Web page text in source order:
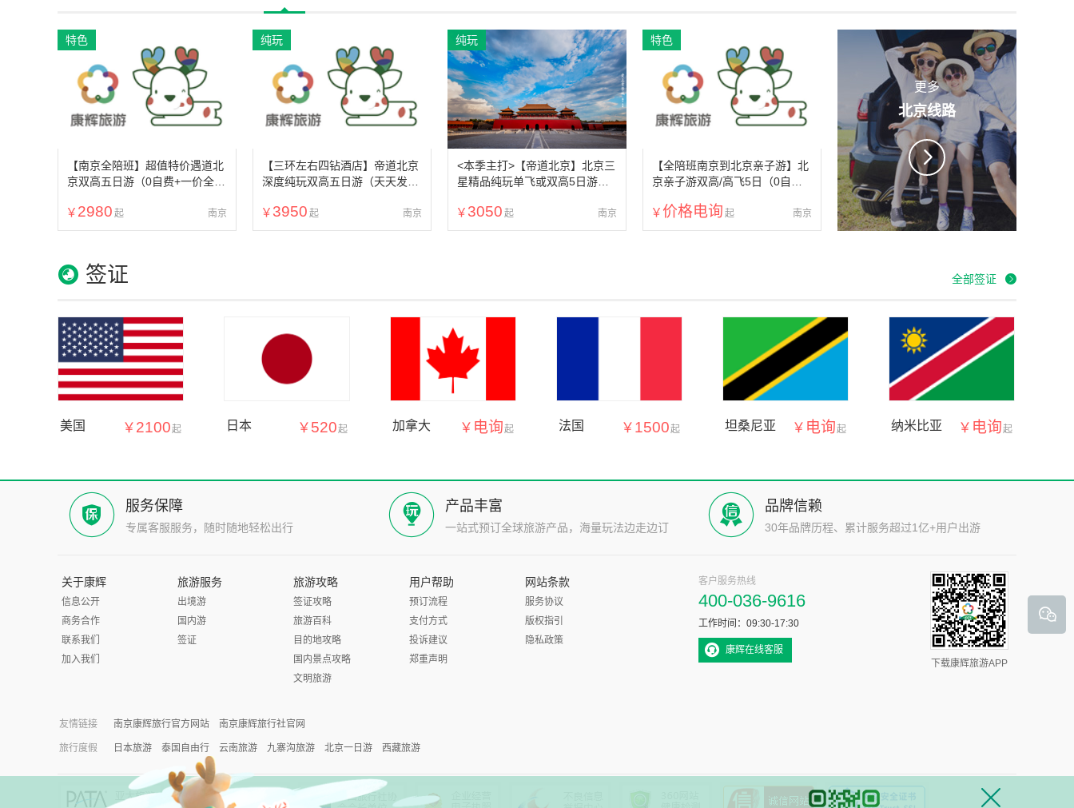
特色
【南京全陪班】超值特价遇道北
京双高五日游（0自费+一价全含
2980 南京
纯玩
【三环左右四钻酒店】帝道北京
深度纯玩双高五日游（天天发
精品团）
3950 南京
纯玩
<本季主打>【帝道北京】北京三
星精品纯玩单飞或双高5日游
+天天发班+0购物0自费）
3050 南京
特色
【全陪班南京到北京亲子游】北
京亲子游双高/高飞5日（0自费0
本1本，一价全含）
价格电询 南京
更多
北京线路
签证 全部签证
美国 2100 日本 520 加拿大 电询 法国 1500 坦桑尼亚 电询 纳米比亚 电询
服务保障
专属客服服务，随时随地轻松出行
产品丰富
一站式预订全球旅游产品，海量玩法边走边订
品牌信赖
30年品牌历程、累计服务超过1亿+用户出游
关于康辉
信息公开
商务合作
联系我们
加入我们
旅游服务
出境游
国内游
签证
旅游攻略
签证攻略
旅游百科
目的地攻略
国内景点攻略
文明旅游
用户帮助
预订流程
支付方式
投诉建议
郑重声明
网站条款
服务协议
版权指引
隐私政策
下载康辉旅游APP
客户服务热线
400-036-9616
工作时间：09:30-17:30
康辉在线客服
友情链接 南京康辉旅行官方网站 南京康辉旅行社官网
旅行度假 日本旅游 泰国自由行 云南旅游 九寨沟旅游 北京一日游 西藏旅游